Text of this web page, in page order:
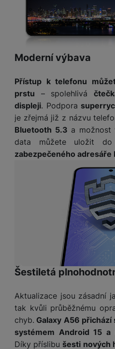
Moderní výbava
Přístup k telefonu
prstu – spolehlivá
displeji. Podpora
je zřejmá již z názvu
Bluetooth 5.3 a možnost
data můžete uložit do
zabezpečeného adresáře
Šestiletá
Aktualizace jsou zásadní
tak kvůli průběžnému
chyb. Galaxy A56
systémem Android 15 a
Díky příslibu šesti nových